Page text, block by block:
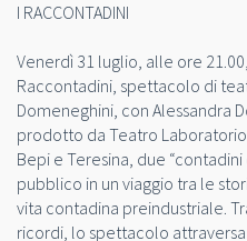
I RACCONTADINI
Venerdì 31 luglio, alle ore
Raccontadini, spettacolo di
Domeneghini, con Alessandra
prodotto da Teatro Laboratorio
Bepi e Teresina, due
pubblico in un viaggio tra le
vita contadina preindustriale.
ricordi, lo spettacolo